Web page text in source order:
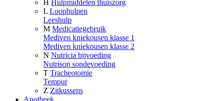
H Hulpmiddelen thuiszorg
L Loophulpen
Leeshulp
M Medicatiegebruik
Mediven kniekousen klasse 1
Mediven kniekousen klasse 2
N Nutricia bijvoeding
Nutrison sondevoeding
T Tracheotomie
Tempur
Z Zitkussens